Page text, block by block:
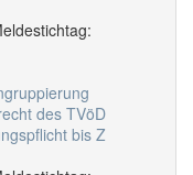
des TVöD
bis Z